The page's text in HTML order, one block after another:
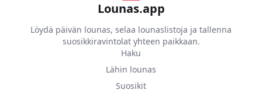
Lounas.app
Löydä päivän lounas, selaa lounaslistoja ja tallenna
suosikkiravintolat yhteen paikkaan.
Haku
Lähin lounas
Suosikit